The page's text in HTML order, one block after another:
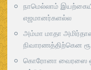
நாமெல்லாம்
எஜமானர்களல்ல
அம்மா மாதா
நிவாரணத்திற்கென
கொரோனா வைரஸை